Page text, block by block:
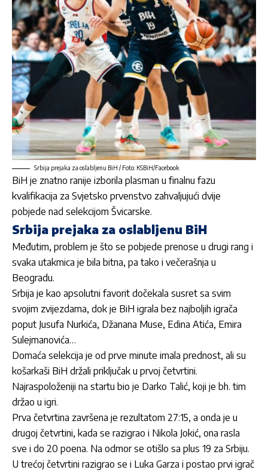
Srbija prejaka za oslabljenu BiH / Foto: KSBiH/Facebook
BiH je znatno ranije izborila plasman u finalnu fazu
kvalifikacija za Svjetsko prvenstvo zahvaljujući dvije
pobjede nad selekcijom Švicarske.
Srbija prejaka za oslabljenu BiH
Međutim, problem je što se pobjede prenose u drugi rang i
svaka utakmica je bila bitna, pa tako i večerašnja u
Beogradu.
Srbija je kao apsolutni favorit dočekala susret sa svim
svojim zvijezdama, dok je BiH igrala bez najboljih igrača
poput Jusufa Nurkića, Džanana Muse, Edina Atića, Emira
Sulejmanovića…
Domaća selekcija je od prve minute imala prednost, ali su
košarkaši BiH držali priključak u prvoj četvrtini.
Najraspoloženiji na startu bio je Darko Talić, koji je bh. tim
držao u igri.
Prva četvrtina završena je rezultatom 27:15, a onda je u
drugoj četvrtini, kada se razigrao i Nikola Jokić, ona rasla
sve i do 20 poena. Na odmor se otišlo sa plus 19 za Srbiju.
U trećoj četvrtini razigrao se i Luka Garza i postao prvi igrač